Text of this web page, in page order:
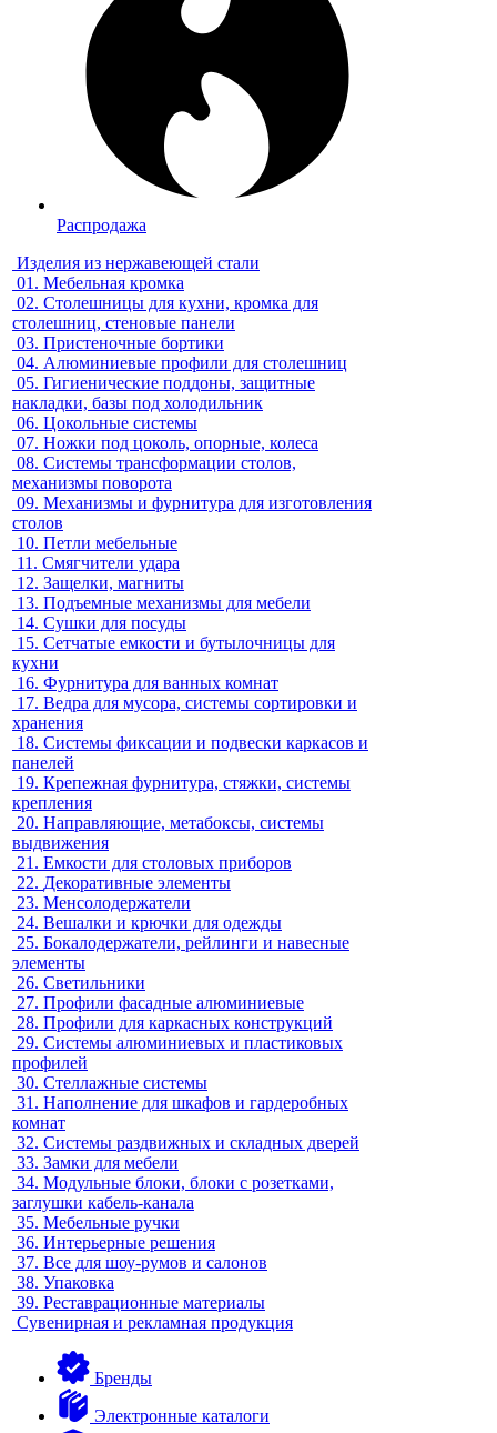
Распродажа
Изделия из нержавеющей стали
01. Мебельная кромка
02. Столешницы для кухни, кромка для
столешниц, стеновые панели
03. Пристеночные бортики
04. Алюминиевые профили для столешниц
05. Гигиенические поддоны, защитные
накладки, базы под холодильник
06. Цокольные системы
07. Ножки под цоколь, опорные, колеса
08. Системы трансформации столов,
механизмы поворота
09. Механизмы и фурнитура для изготовления
столов
10. Петли мебельные
11. Смягчители удара
12. Защелки, магниты
13. Подъемные механизмы для мебели
14. Сушки для посуды
15. Сетчатые емкости и бутылочницы для
кухни
16. Фурнитура для ванных комнат
17. Ведра для мусора, системы сортировки и
хранения
18. Системы фиксации и подвески каркасов и
панелей
19. Крепежная фурнитура, стяжки, системы
крепления
20. Направляющие, метабоксы, системы
выдвижения
21. Емкости для столовых приборов
22. Декоративные элементы
23. Менсолодержатели
24. Вешалки и крючки для одежды
25. Бокалодержатели, рейлинги и навесные
элементы
26. Светильники
27. Профили фасадные алюминиевые
28. Профили для каркасных конструкций
29. Системы алюминиевых и пластиковых
профилей
30. Стеллажные системы
31. Наполнение для шкафов и гардеробных
комнат
32. Системы раздвижных и складных дверей
33. Замки для мебели
34. Модульные блоки, блоки с розетками,
заглушки кабель-канала
35. Мебельные ручки
36. Интерьерные решения
37. Все для шоу-румов и салонов
38. Упаковка
39. Реставрационные материалы
Сувенирная и рекламная продукция
Бренды
Электронные каталоги